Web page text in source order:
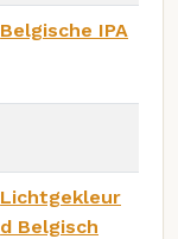
Belgische IPA
Lichtgekleur
d Belgisch